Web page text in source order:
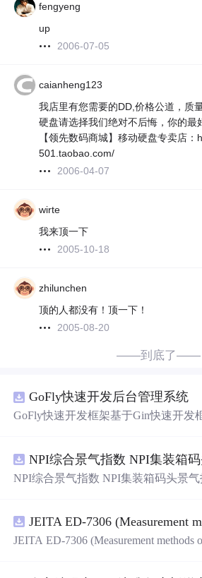
fengyeng
up
2006-07-05
caianheng123
我店里有您需要的DD,价格公道，质
硬盘请选择我们绝对不后悔，你的最
【领先数码商城】移动硬盘专卖店
501.taobao.com/
2006-04-07
wirte
我来顶一下
2005-10-18
zhilunchen
顶的人都没有！顶一下！
2005-08-20
——到底了——
GoFly快速开发后台管理系统
GoFly快速开发框架基于Gin快速开发
管理后台等。api文档管理并一键生成
成 CRUD前后端代码丰富组件，基于
大道至简思想，接口单层设计，开发
码可读性和可维护性好、得益于Go优
发都很优秀、需要硬件资源很小。
NPI综合景气指数 NPI集装箱码头景气
JEITA ED-7306 (Measurement methods